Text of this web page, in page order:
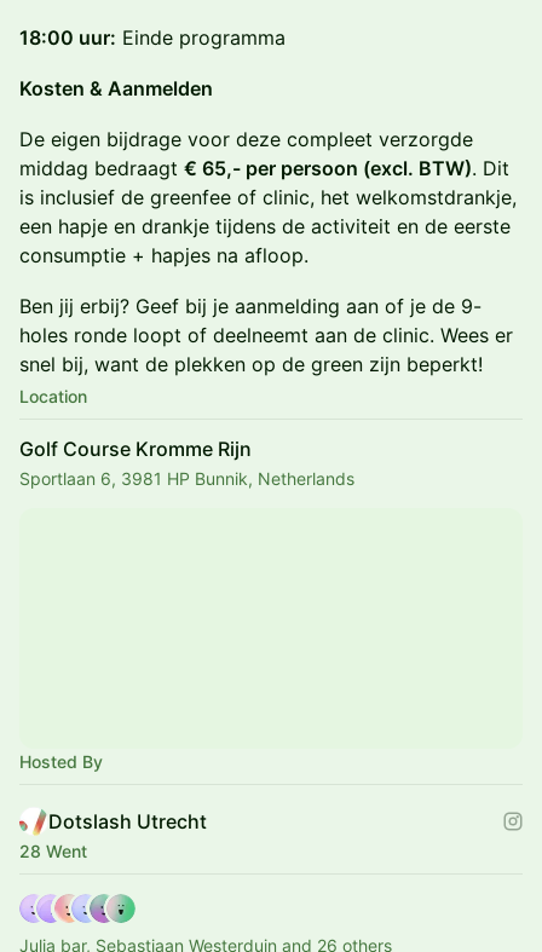
18:00 uur: Einde programma
Kosten & Aanmelden
De eigen bijdrage voor deze compleet verzorgde
middag bedraagt € 65,- per persoon (excl. BTW). Dit
is inclusief de greenfee of clinic, het welkomstdrankje,
een hapje en drankje tijdens de activiteit en de eerste
consumptie + hapjes na afloop.
Ben jij erbij? Geef bij je aanmelding aan of je de 9-
holes ronde loopt of deelneemt aan de clinic. Wees er
snel bij, want de plekken op de green zijn beperkt!
Location
Golf Course Kromme Rijn
Sportlaan 6, 3981 HP Bunnik, Netherlands
Hosted By
Dotslash Utrecht
28 Went
Julia bar, Sebastiaan Westerduin and 26 others